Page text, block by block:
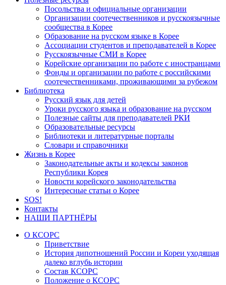
Посольства и официальные организации
Организации соотечественников и русскоязычные
сообщества в Корее
Образование на русском языке в Корее
Ассоциации студентов и преподавателей в Корее
Русскоязычные СМИ в Корее
Корейские организации по работе с иностранцами
Фонды и организации по работе с российскими
соотечественниками, проживающими за рубежом
Библиотека
Русский язык для детей
Уроки русского языка и образование на русском
Полезные сайты для преподавателей РКИ
Образовательные ресурсы
Библиотеки и литературные порталы
Словари и справочники
Жизнь в Корее
Законодательные акты и кодексы законов
Республики Корея
Новости корейского законодательства
Интересные статьи о Корее
SOS!
Контакты
НАШИ ПАРТНЁРЫ
О КСОРС
Приветствие
История дипотношений России и Кореи уходящая
далеко вглубь истории
Состав КСОРС
Положение о КСОРС